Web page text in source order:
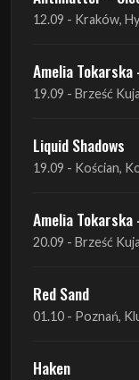
19.09 - Brześć
Liquid Shadows
19.09 - Kościan,
Amelia Tokarska
20.09 - Brześć
Red Sand
Haken
Heretoir +